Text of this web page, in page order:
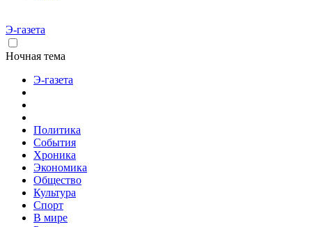
Э-газета
Ночная тема
Э-газета
Политика
События
Хроника
Экономика
Общество
Культура
Спорт
В мире